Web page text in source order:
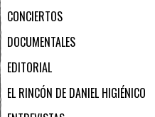
CONCIERTOS
DOCUMENTALES
EDITORIAL
EL RINCÓN DE DANIEL HIGIÉNICO